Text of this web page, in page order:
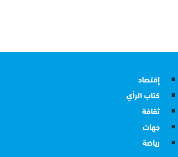
إقتصاد
كتاب الرأي
ثقافة
جهات
رياضة